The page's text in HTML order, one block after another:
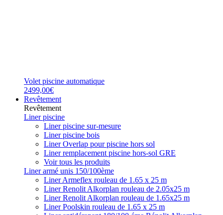
Volet piscine automatique
2499,00€
Revêtement
Revêtement
Liner piscine
Liner piscine sur-mesure
Liner piscine bois
Liner Overlap pour piscine hors sol
Liner remplacement piscine hors-sol GRE
Voir tous les produits
Liner armé unis 150/100ème
Liner Armeflex rouleau de 1.65 x 25 m
Liner Renolit Alkorplan rouleau de 2.05x25 m
Liner Renolit Alkorplan rouleau de 1.65x25 m
Liner Poolskin rouleau de 1.65 x 25 m